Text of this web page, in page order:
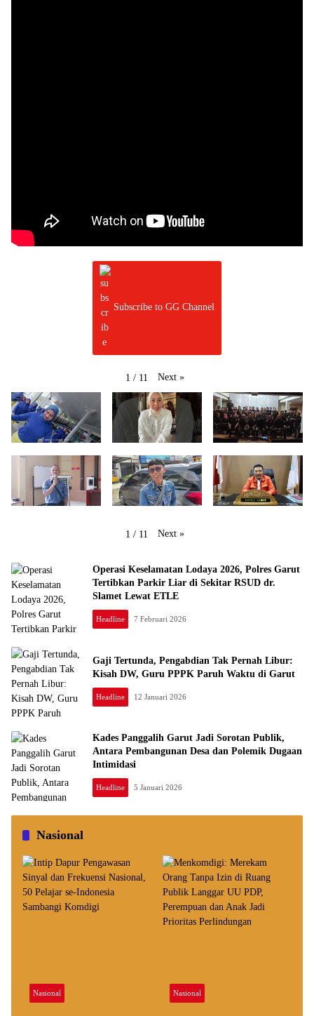
Subscribe to GG Channel
1 / 11 Next »
1 / 11 Next »
Operasi Keselamatan Lodaya 2026, Polres Garut
Tertibkan Parkir Liar di Sekitar RSUD dr.
Slamet Lewat ETLE
Headline 7 Februari 2026
Gaji Tertunda, Pengabdian Tak Pernah Libur:
Kisah DW, Guru PPPK Paruh Waktu di Garut
Headline 12 Januari 2026
Kades Panggalih Garut Jadi Sorotan Publik,
Antara Pembangunan Desa dan Polemik Dugaan
Intimidasi
Headline 5 Januari 2026
Nasional
Nasional Nasional